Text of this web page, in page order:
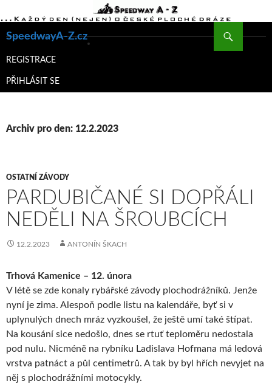
SpeedwayA-Z.cz
K
WEBU
REGISTRACE
PŘIHLÁSIT SE
Archiv pro den: 12.2.2023
OSTATNÍ ZÁVODY
PARDUBIČANÉ SI DOPŘÁLI
NEDĚLI NA ŠROUBCÍCH
12.2.2023 ANTONÍN ŠKACH
Trhová Kamenice – 12. února
V létě se zde konaly rybářské závody plochodrážníků. Jenže
nyní je zima. Alespoň podle listu na kalendáře, byť si v
uplynulých dnech mráz vyzkoušel, že ještě umí také štípat.
Na kousání sice nedošlo, dnes se rtuť teploměru nedostala
pod nulu. Nicméně na rybníku Ladislava Hofmana má ledová
vrstva patnáct a půl centimetrů. A tak by byl hřích nevyjet na
něj s plochodrážními motocykly.